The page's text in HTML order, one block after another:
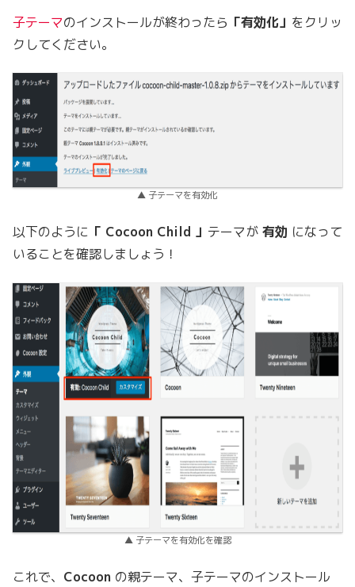
子テーマのインストールが終わったら 「有効化」 をクリッ
クしてください。
▲ 子テーマを有効化
以下のように 「 Cocoon Child 」 テーマが 有効 になって
いることを確認しましょう！
▲ 子テーマを有効化を確認
これで、 Cocoon の親テーマ、子テーマのインストール